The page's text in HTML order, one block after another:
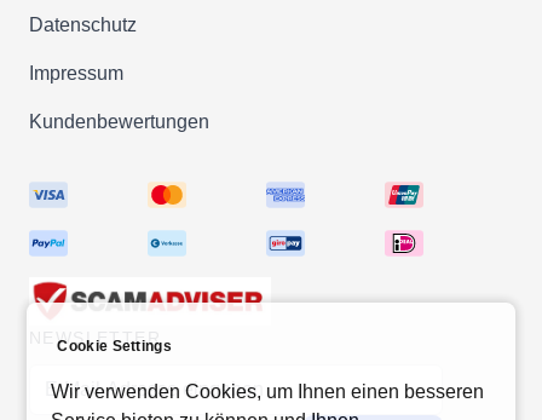
✔Günstige Preise & Eigenmarken
✔Kein Mindestbestellwert - testen Sie
lieber erst einmal.
Über 20 Jahre Erfahrung bei
Vitaminen &
Datenschutz
Impressum
Kundenbewertungen
NEWSLETTER
Cookie Settings
Wir verwenden Cookies, um Ihnen einen besseren